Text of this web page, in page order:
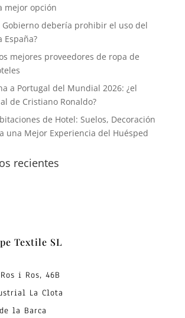
mejor opción
Gobierno debería prohibir el uso del
España?
mejores proveedores de ropa de
a Portugal del Mundial 2026: ¿el
de Cristiano Ronaldo?
de Hotel: Suelos, Decoración
una Mejor Experiencia del Huésped
recientes
Textile SL
i Ros, 46B
La Clota
la Barca